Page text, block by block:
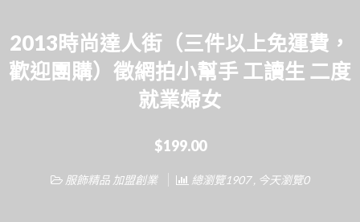
2013時尚達人街（三件以上免運費，
歡迎團購）徵網拍小幫手 工讀生 二度
就業婦女
$199.00
服飾精品 加盟創業 總瀏覽1907 , 今天瀏覽0